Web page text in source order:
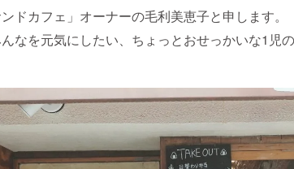
ンドカフェ」オーナーの毛利美恵子と申します。
なを元気にしたい、ちょっとおせっかいな1児の